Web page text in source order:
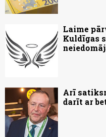
Laime
Kuldīgas
Arī
darīt ar